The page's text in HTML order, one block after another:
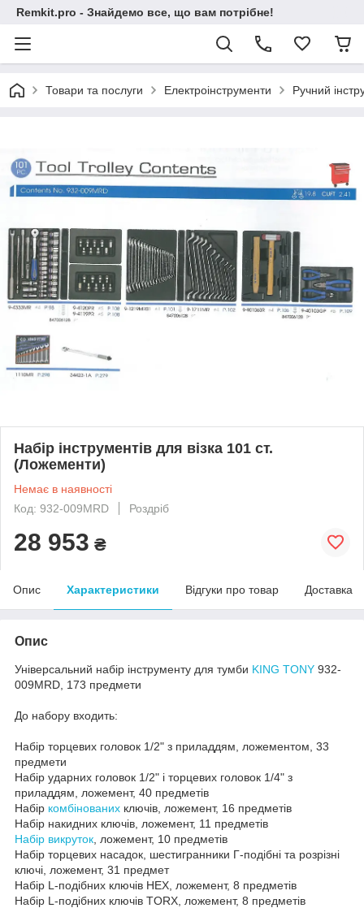
Remkit.pro - Знайдемо все, що вам потрібне!
Товари та послуги Електроінструменти Ручний
Набір інструментів для візка 101 ст.
(Ложементи)
Немає в наявності
Код: 932-009MRD
Роздріб
28 953 ₴
Опис Характеристики Відгуки про товар Доставка
Опис
Універсальний набір інструменту для тумби KING TONY 932-
009MRD, 173 предмети
До набору входить:
Набір торцевих головок 1/2" з приладдям, ложементом, 33
предмети
Набір ударних головок 1/2" і торцевих головок 1/4" з
приладдям, ложемент, 40 предметів
Набір комбінованих ключів, ложемент, 16 предметів
Набір накидних ключів, ложемент, 11 предметів
Набір викруток , ложемент, 10 предметів
Набір торцевих насадок, шестигранники Г-подібні та розрізні
ключі, ложемент, 31 предмет
Набір L-подібних ключів HEX, ложемент, 8 предметів
Набір L-подібних ключів TORX, ложемент, 8 предметів